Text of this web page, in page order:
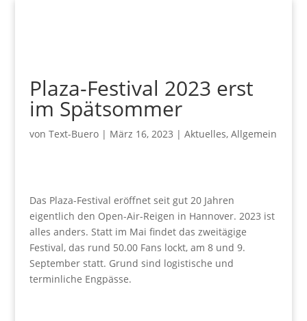
Plaza-Festival 2023 erst
im Spätsommer
von Text-Buero| März 16, 2023 | Aktuelles, Allgemein
Das Plaza-Festival eröffnet seit gut 20 Jahren
eigentlich den Open-Air-Reigen in Hannover. 2023 ist
alles anders. Statt im Mai findet das zweitägige
Festival, das rund 50.00 Fans lockt, am 8 und 9.
September statt. Grund sind logistische und
terminliche Engpässe.